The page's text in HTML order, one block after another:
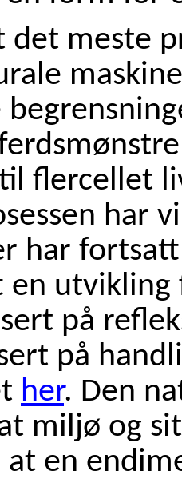
det meste
flercellet
har
har
en utvikling
på
på
her. Den
miljø og
en